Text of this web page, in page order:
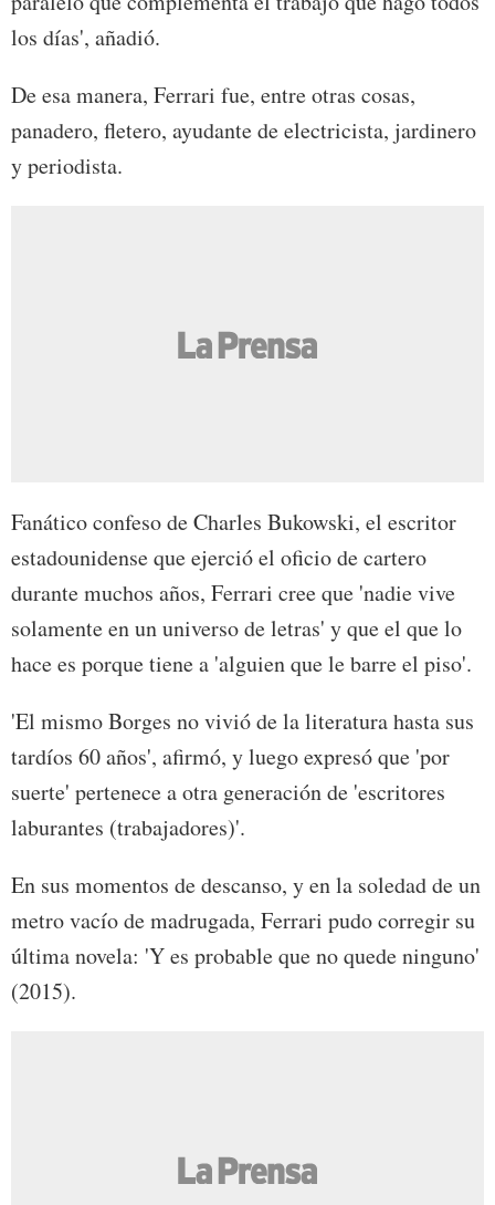
los días', añadió.
De esa manera, Ferrari fue, entre otras cosas,
panadero, fletero, ayudante de electricista, jardinero
y periodista.
Fanático confeso de Charles Bukowski, el escritor
estadounidense que ejerció el oficio de cartero
durante muchos años, Ferrari cree que 'nadie vive
solamente en un universo de letras' y que el que lo
hace es porque tiene a 'alguien que le barre el piso'.
'El mismo Borges no vivió de la literatura hasta sus
tardíos 60 años', afirmó, y luego expresó que 'por
suerte' pertenece a otra generación de 'escritores
laburantes (trabajadores)'.
En sus momentos de descanso, y en la soledad de un
metro vacío de madrugada, Ferrari pudo corregir su
última novela: 'Y es probable que no quede ninguno'
(2015).